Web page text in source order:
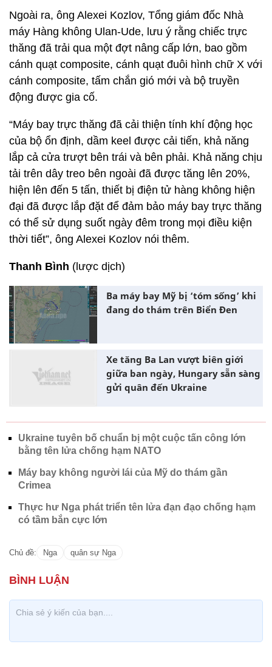
Ngoài ra, ông Alexei Kozlov, Tổng giám đốc Nhà
máy Hàng không Ulan-Ude, lưu ý rằng chiếc trực
thăng đã trải qua một đợt nâng cấp lớn, bao gồm
cánh quạt composite, cánh quạt đuôi hình chữ X với
cánh composite, tấm chắn gió mới và bộ truyền
động được gia cố.
“Máy bay trực thăng đã cải thiện tính khí động học
của bộ ổn định, dầm keel được cải tiến, khả năng
lắp cả cửa trượt bên trái và bên phải. Khả năng chịu
tải trên dây treo bên ngoài đã được tăng lên 20%,
hiện lên đến 5 tấn, thiết bị điện tử hàng không hiện
đại đã được lắp đặt để đảm bảo máy bay trực thăng
có thể sử dụng suốt ngày đêm trong mọi điều kiện
thời tiết”, ông Alexei Kozlov nói thêm.
Thanh Bình (lược dịch)
Ba máy bay Mỹ bị ‘tóm sống’ khi
đang do thám trên Biển Đen
Xe tăng Ba Lan vượt biên giới
giữa ban ngày, Hungary sẵn sàng
gửi quân đến Ukraine
Ukraine tuyên bố chuẩn bị một cuộc tấn công lớn
bằng tên lửa chống hạm NATO
Máy bay không người lái của Mỹ do thám gần
Crimea
Thực hư Nga phát triển tên lửa đạn đạo chống hạm
có tầm bắn cực lớn
Chủ đề: Nga quân sự Nga